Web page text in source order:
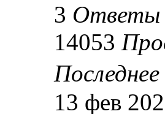
3 Ответы
14053
13 фев